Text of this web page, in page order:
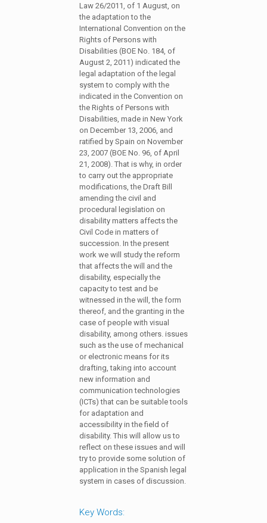
Law 26/2011, of 1 August, on
the adaptation to the
International Convention on the
Rights of Persons with
Disabilities (BOE No. 184, of
August 2, 2011) indicated the
legal adaptation of the legal
system to comply with the
indicated in the Convention on
the Rights of Persons with
Disabilities, made in New York
on December 13, 2006, and
ratified by Spain on November
23, 2007 (BOE No. 96, of April
21, 2008). That is why, in order
to carry out the appropriate
modifications, the Draft Bill
amending the civil and
procedural legislation on
disability matters affects the
Civil Code in matters of
succession. In the present
work we will study the reform
that affects the will and the
disability, especially the
capacity to test and be
witnessed in the will, the form
thereof, and the granting in the
case of people with visual
disability, among others. issues
such as the use of mechanical
or electronic means for its
drafting, taking into account
new information and
communication technologies
(ICTs) that can be suitable tools
for adaptation and
accessibility in the field of
disability. This will allow us to
reflect on these issues and will
try to provide some solution of
application in the Spanish legal
system in cases of discussion.
Key Words: